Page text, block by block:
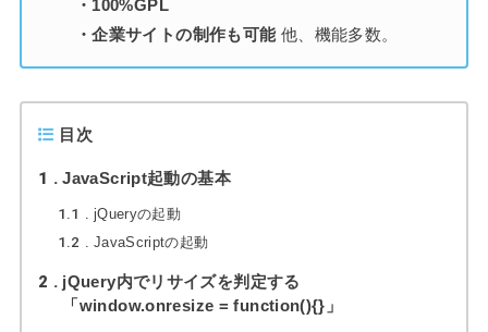
・100%GPL
・企業サイトの制作も可能他、機能多数。
目次
1 JavaScript起動の基本
1.1
jQueryの起動
1.2
JavaScriptの起動
2
jQuery内でリサイズを判定する
「window.onresize = function(){}」